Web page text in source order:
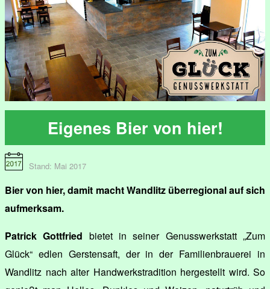
Eigenes Bier von hier!
Stand: Mai 2017
Bier von hier, damit macht Wandlitz überregional auf sich
aufmerksam.
Patrick Gottfried bietet in seiner Genusswerkstatt „Zum
Glück“ edlen Gerstensaft, der in der Familienbrauerei in
Wandlitz nach alter Handwerkstradition hergestellt wird. So